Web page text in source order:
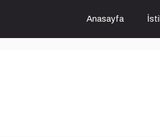
Anasayfa